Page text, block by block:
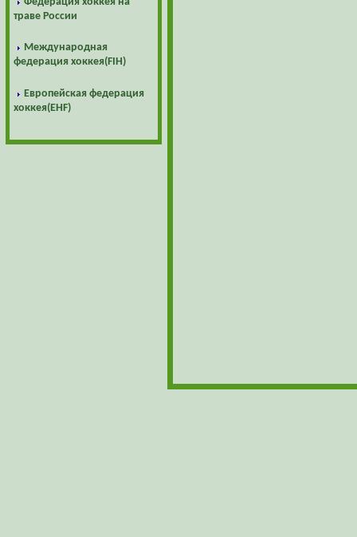
траве России
Международная
федерация хоккея(FIH)
Европейская федерация
хоккея(EHF)